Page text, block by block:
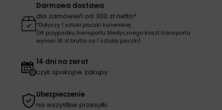
Darmowa dostawa
dla zamówień od 300 zł netto*
*Dotyczy 1 sztuki paczki kurierskiej
(W przypadku transportu Medycznego koszt transportu
wynosi 16 zł brutto za 1 sztukę paczki)
14 dni na zwrot
czyli spokojne zakupy
Ubezpieczenie
na wszystkie przesyłki